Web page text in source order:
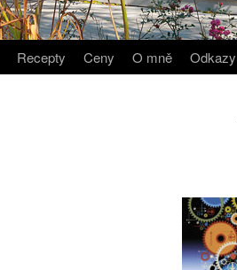
Recepty Ceny O mně Odkazy